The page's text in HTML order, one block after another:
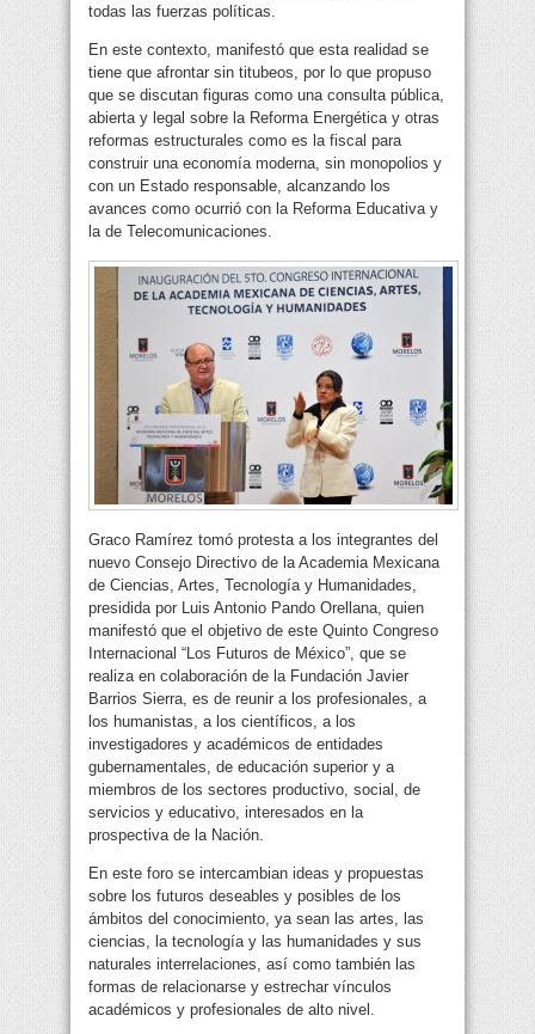
todas las fuerzas políticas.
En este contexto, manifestó que esta realidad se
tiene que afrontar sin titubeos, por lo que propuso
que se discutan figuras como una consulta pública,
abierta y legal sobre la Reforma Energética y otras
reformas estructurales como es la fiscal para
construir una economía moderna, sin monopolios y
con un Estado responsable, alcanzando los
avances como ocurrió con la Reforma Educativa y
la de Telecomunicaciones.
Graco Ramírez tomó protesta a los integrantes del
nuevo Consejo Directivo de la Academia Mexicana
de Ciencias, Artes, Tecnología y Humanidades,
presidida por Luis Antonio Pando Orellana, quien
manifestó que el objetivo de este Quinto Congreso
Internacional “Los Futuros de México”, que se
realiza en colaboración de la Fundación Javier
Barrios Sierra, es de reunir a los profesionales, a
los humanistas, a los científicos, a los
investigadores y académicos de entidades
gubernamentales, de educación superior y a
miembros de los sectores productivo, social, de
servicios y educativo, interesados en la
prospectiva de la Nación.
En este foro se intercambian ideas y propuestas
sobre los futuros deseables y posibles de los
ámbitos del conocimiento, ya sean las artes, las
ciencias, la tecnología y las humanidades y sus
naturales interrelaciones, así como también las
formas de relacionarse y estrechar vínculos
académicos y profesionales de alto nivel.